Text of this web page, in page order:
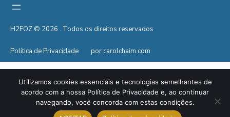
H2FOZ © 2026 . Todos os direitos reservados
Política de Privacidade por carolchaim.com
Utilizamos cookies essenciais e tecnologias semelhantes de
acordo com a nossa Política de Privacidade e, ao continuar
navegando, você concorda com estas condições.